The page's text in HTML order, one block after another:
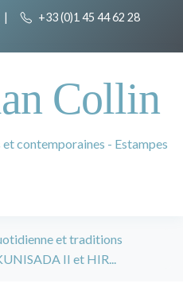
| +33 (0)1 45 44 62 28
Collin
contemporaines - Estampes
et traditions
II et HIR...